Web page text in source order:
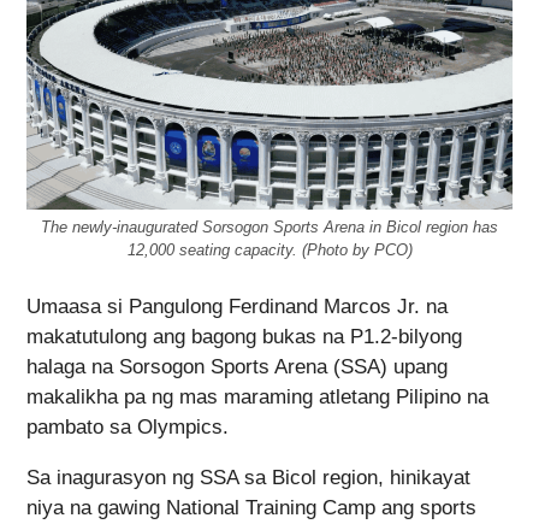
The newly-inaugurated Sorsogon Sports Arena in Bicol region has
12,000 seating capacity. (Photo by PCO)
Umaasa si Pangulong Ferdinand Marcos Jr. na
makatutulong ang bagong bukas na P1.2-bilyong
halaga na Sorsogon Sports Arena (SSA) upang
makalikha pa ng mas maraming atletang Pilipino na
pambato sa Olympics.
Sa inagurasyon ng SSA sa Bicol region, hinikayat
niya na gawing National Training Camp ang sports